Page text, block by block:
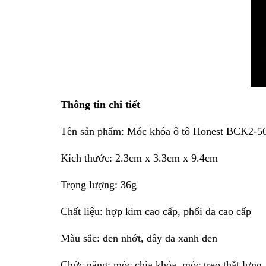
Thông tin chi tiết
Tên sản phẩm: Móc khóa ô tô Honest BCK2-
Kích thước: 2.3cm x 3.3cm x 9.4cm
Trọng lượng: 36g
Chất liệu: hợp kim cao cấp, phối da cao cấp
Màu sắc: đen nhớt, dây da xanh đen